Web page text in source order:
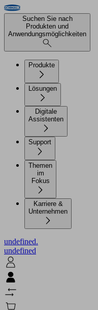
Suchen Sie nach
Produkten und
Anwendungsmöglichkeiten
Produkte
Lösungen
Digitale
Assistenten
Support
Themen
im
Karriere &
Unternehmen
undefined.
undefined